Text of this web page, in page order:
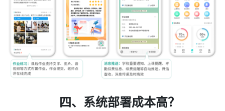
四、系统部署成本高？